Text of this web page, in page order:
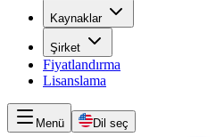
Kaynaklar
Şirket
Fiyatlandırma
Lisanslama
Menü Dil seç